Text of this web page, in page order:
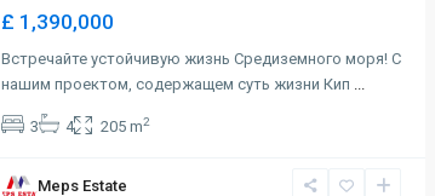
£ 1,390,000
Встречайте устойчивую жизнь Средиземного моря! С
нашим проектом, содержащем суть жизни Кип ...
3 4 205 m2
Meps Estate